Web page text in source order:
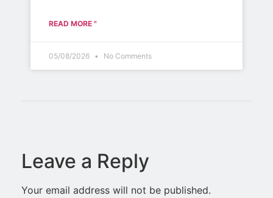
READ MORE "
05/08/2026 No Comments
Leave a Reply
Your email address will not be published.